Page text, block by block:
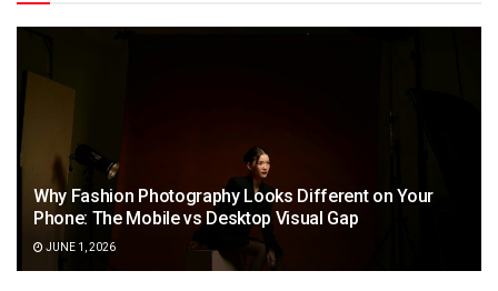
Why Fashion Photography Looks Different on Your
Phone: The Mobile vs Desktop Visual Gap
JUNE 1, 2026